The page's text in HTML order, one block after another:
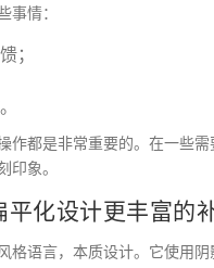
情：
；
作都是非常重要的。在一些
印象。
化设计更丰富的
格语言，本质设计。它使用